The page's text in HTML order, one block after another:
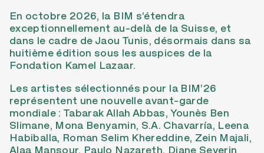
En octobre 2026, la BIM s’étendra
exceptionnellement au-delà de la Suisse, et
dans le cadre de Jaou Tunis, désormais dans sa
huitième édition sous les auspices de la
Fondation Kamel Lazaar.
Les artistes sélectionnés pour la BIM’26
représentent une nouvelle avant-garde
mondiale : Tabarak Allah Abbas, Younès Ben
Slimane, Mona Benyamin, S.A. Chavarría, Leena
Habiballa, Roman Selim Khereddine, Zein Majali,
Alaa Mansour, Paulo Nazareth, Diane Severin